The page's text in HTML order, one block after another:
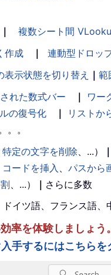
｜ 複数シート間
作成 ｜ 連動型ドロッ
表示状態を切り替え ｜ 範
れた数式バー ｜ ワー
の復号化 ｜ リストか
。
特定の文字を削除、...） ｜
コードを挿入 、 パスから
、...） ｜ さらに多数
イツ語、フランス語
率を体験しましょう。
手するにはこちらを